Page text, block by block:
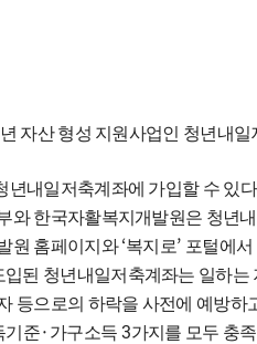
자산 형성 지원사업인 청년내일
년내일저축계좌에 가입할 수 있다
와 한국자활복지개발원은 청년
원 홈페이지와‘복지로’ 포털에
입된 청년내일저축계좌는 일하
등으로의 하락을 사전에 예방하
기준· 가구소득 3가지를 모두 충